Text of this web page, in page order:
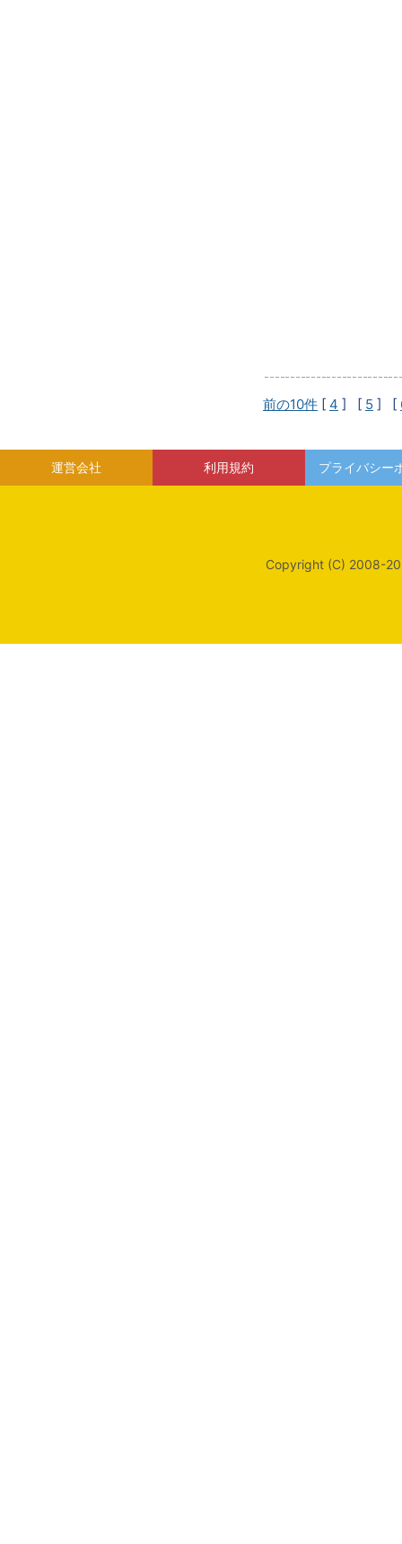
前の10件 [ 4 ] [ 5 ] [
運営会社 利用規約 プライバシー
Copyright (C) 2008-